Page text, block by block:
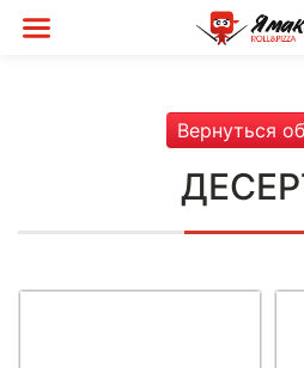
Вернуться